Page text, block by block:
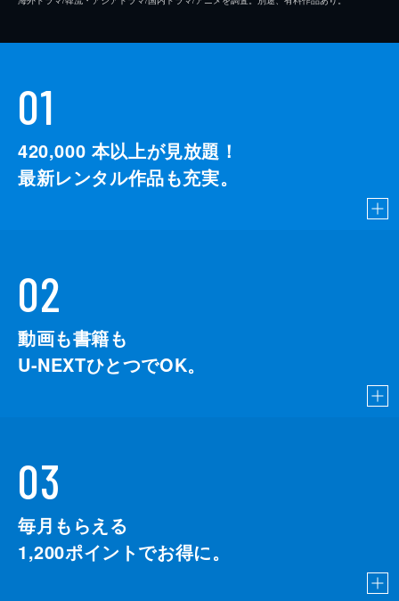
01
420,000 本以上が見放題！
最新レンタル作品も充実。
02
動画も書籍も
U-NEXTひとつでOK。
03
毎月もらえる
1,200ポイントでお得に。